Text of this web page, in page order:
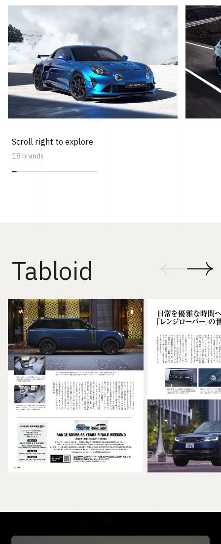
Scroll right to explore
18 brands
Tabloid